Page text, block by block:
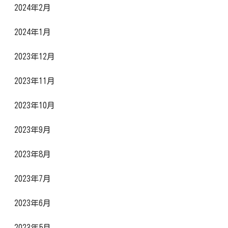
2024年2月
2024年1月
2023年12月
2023年11月
2023年10月
2023年9月
2023年8月
2023年7月
2023年6月